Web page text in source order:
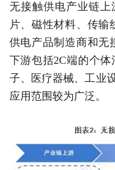
无接触供电产业链
片、磁性材料、传输
供电产品制造商和无
下游包括2C端的个
子、医疗器械、工业
应用范围较为广泛。